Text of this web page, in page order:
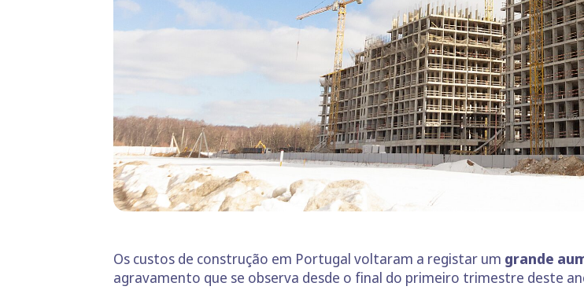
Os custos de construção em Portugal voltaram a registar um grande
agravamento que se observa desde o final do primeiro trimestre deste